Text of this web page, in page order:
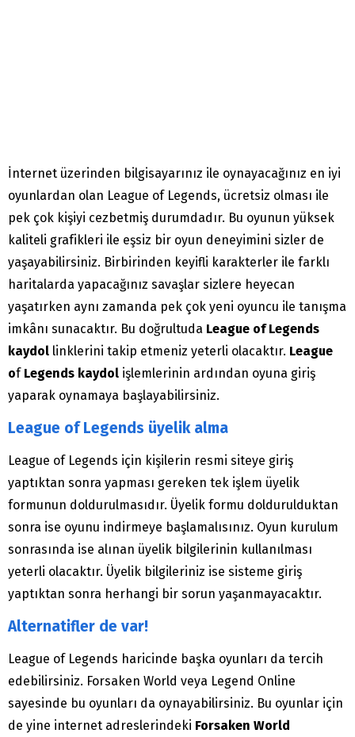
İnternet üzerinden bilgisayarınız ile oynayacağınız en iyi
oyunlardan olan League of Legends, ücretsiz olması ile
pek çok kişiyi cezbetmiş durumdadır. Bu oyunun yüksek
kaliteli grafikleri ile eşsiz bir oyun deneyimini sizler de
yaşayabilirsiniz. Birbirinden keyifli karakterler ile farklı
haritalarda yapacağınız savaşlar sizlere heyecan
yaşatırken aynı zamanda pek çok yeni oyuncu ile tanışma
imkânı sunacaktır. Bu doğrultuda League of Legends
kaydol linklerini takip etmeniz yeterli olacaktır. League
of Legends kaydol işlemlerinin ardından oyuna giriş
yaparak oynamaya başlayabilirsiniz.
League of Legends üyelik alma
League of Legends için kişilerin resmi siteye giriş
yaptıktan sonra yapması gereken tek işlem üyelik
formunun doldurulmasıdır. Üyelik formu doldurulduktan
sonra ise oyunu indirmeye başlamalısınız. Oyun kurulum
sonrasında ise alınan üyelik bilgilerinin kullanılması
yeterli olacaktır. Üyelik bilgileriniz ise sisteme giriş
yaptıktan sonra herhangi bir sorun yaşanmayacaktır.
Alternatifler de var!
League of Legends haricinde başka oyunları da tercih
edebilirsiniz. Forsaken World veya Legend Online
sayesinde bu oyunları da oynayabilirsiniz. Bu oyunlar için
de yine internet adreslerindeki Forsaken World